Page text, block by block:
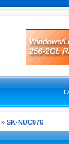
» SK-NUC976